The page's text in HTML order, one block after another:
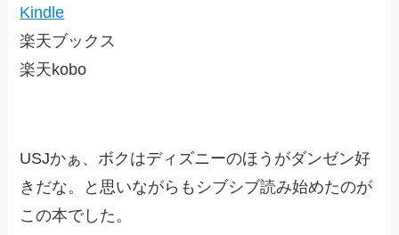
Kindle
楽天ブックス
楽天kobo
USJかぁ、ボクはディズニーのほうがダンゼン好
きだな。と思いながらもシブシブ読み始めたのが
この本でした。